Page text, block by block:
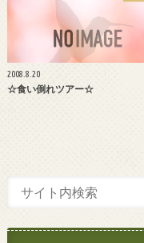
2008.8.20
☆食い倒れツアー☆